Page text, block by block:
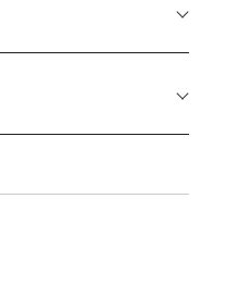
で刻印可能
注文前だけでなく購入後